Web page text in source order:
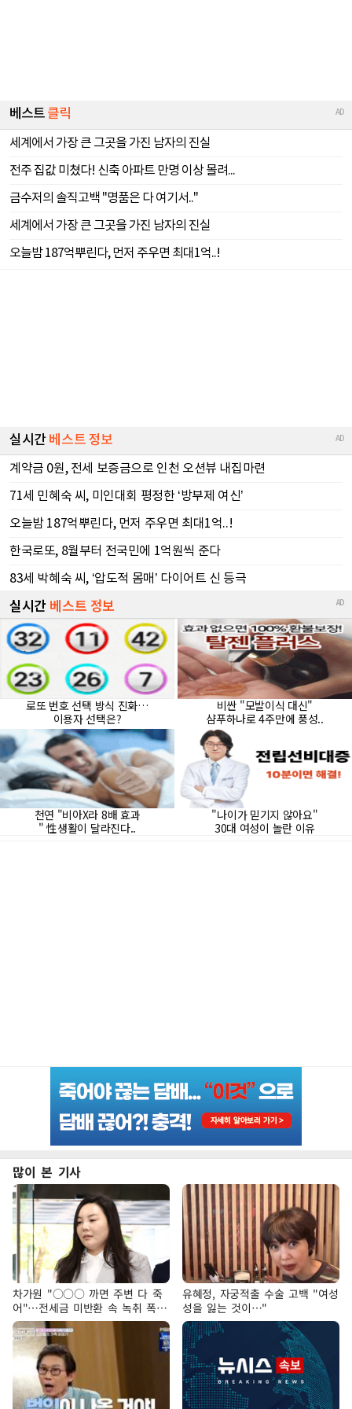
많이 본 기사
차가원 "○○○ 까면 주변 다 죽
어"…전세금 미반환 속 녹취 폭로
파장
유혜정, 자궁적출 수술 고백 "여성
성을 잃는 것이…"